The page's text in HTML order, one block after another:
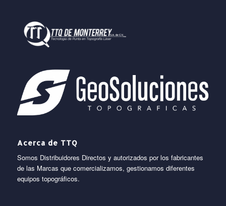
Acerca de TTQ
Somos Distribuidores Directos y autorizados por los fabricantes
de las Marcas que comercializamos, gestionamos diferentes
equipos topográficos.